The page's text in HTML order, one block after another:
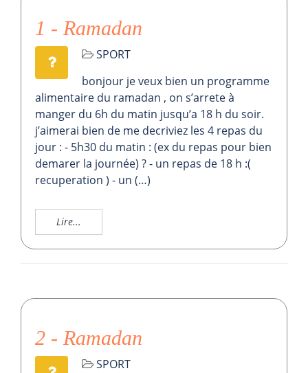
1 - Ramadan
SPORT
bonjour je veux bien un programme
alimentaire du ramadan , on s’arrete à
manger du 6h du matin jusqu’a 18 h du soir.
j’aimerai bien de me decriviez les 4 repas du
jour : - 5h30 du matin : (ex du repas pour bien
demarer la journée) ? - un repas de 18 h :(
recuperation ) - un (…)
Lire...
2 - Ramadan
SPORT